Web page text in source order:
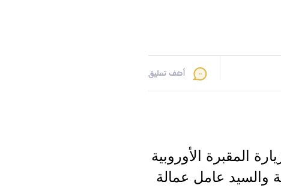
أضف تعليق
المقبرة الأوروبية
عامل عمالة